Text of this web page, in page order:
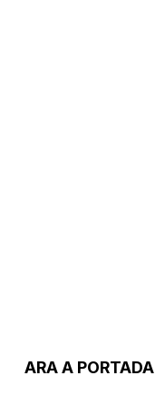
ARA A PORTADA